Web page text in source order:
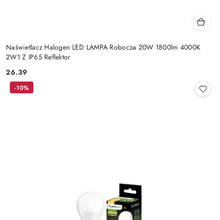
Naświetlacz Halogen LED LAMPA Robocza 20W 1800lm 4000K
2W1 Z IP65 Reflektor
Cena:
26.39
-10%